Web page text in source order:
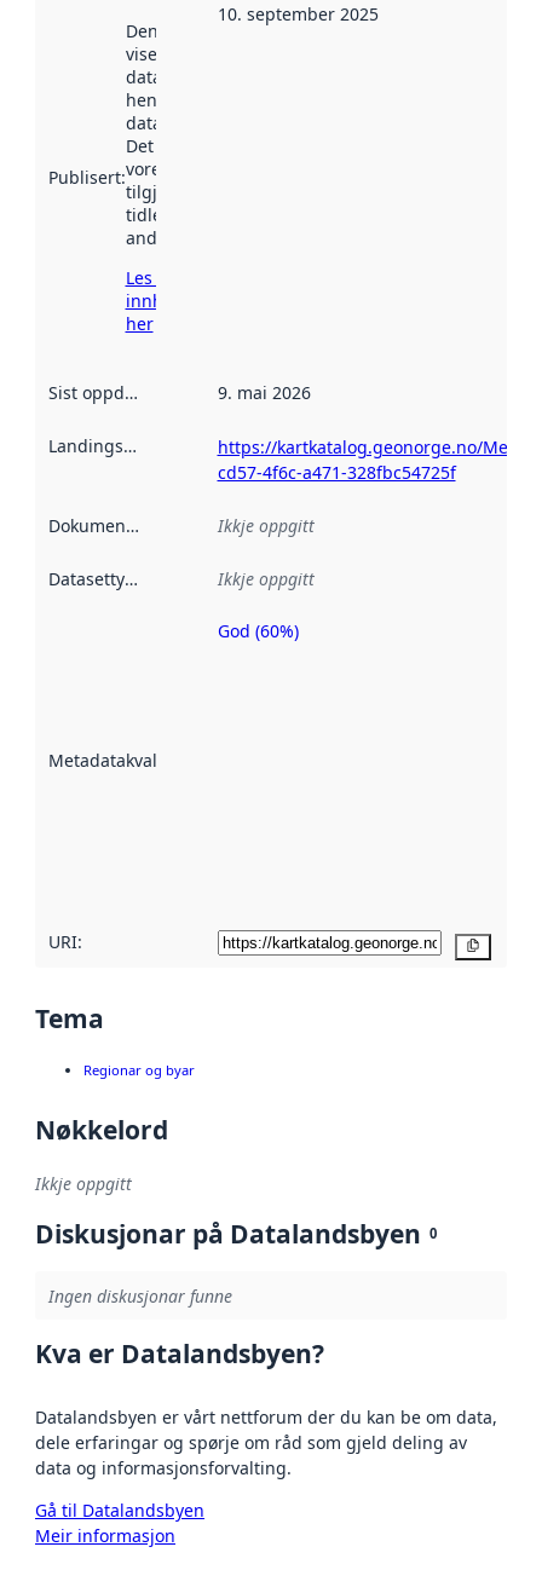
Publisert:
Denne datoen
viser når
datasettet vart
henta inn av
data.norge.no.
Det kan ha
vore
tilgjengeleg
tidlegare
andre stader.
Les meir om
innhenting
her
10. september 2025
Sist oppdatert 9. mai 2026
Landingsside
https://kartkatalog.geonorge.no/
cd57-4f6c-a471-328fbc54725f
Dokumentasjon Ikkje oppgitt
Datasettype Ikkje oppgitt
Metadatakvalitet
Metadatakvalitet
God (60%)
URI:
Tema
Regionar og byar
Nøkkelord
Ikkje oppgitt
Diskusjonar på Datalandsbyen 0
Ingen diskusjonar funne
Kva er Datalandsbyen?
Datalandsbyen er vårt nettforum der du kan be om data,
dele erfaringar og spørje om råd som gjeld deling av
data og informasjonsforvalting.
Gå til Datalandsbyen
Meir informasjon